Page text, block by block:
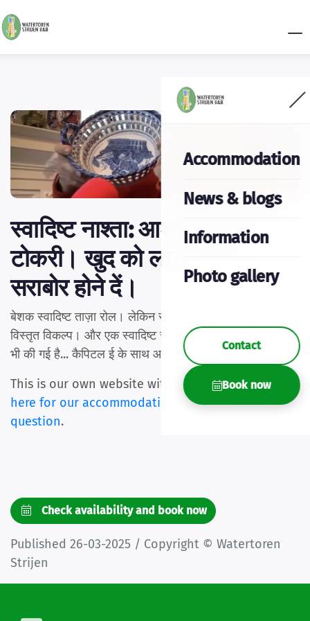
Accommodation
News & blogs
Information
Photo gallery
Contact
Book now
स्वादिष्ट नाश्ता: आश्चर्यों से भरी
टोकरी। खुद को लाड़-प्यार से
सराबोर होने दें।
बेशक स्वादिष्ट ताज़ा रोल। लेकिन साथ ही आश्चर्यजनक टॉपिंग,
विस्तृत विकल्प। और एक स्वादिष्ट स्मूदी जिसकी चर्चा समीक्षाओं में
भी की गई है... कैपिटल ई के साथ आनंद!
This is our own website with the best price.Click
here for our accommodations
or ask usyour
question.
Check availability and book now
Published 26-03-2025 / Copyright © Watertoren
Strijen